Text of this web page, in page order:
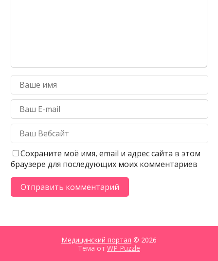
Сохраните моё имя, email и адрес сайта в этом
браузере для последующих моих комментариев
Медицинский портал © 2026
Тема от WP Puzzle